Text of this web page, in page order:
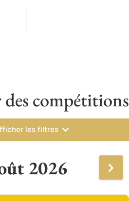
compétitions
les filtres
2026